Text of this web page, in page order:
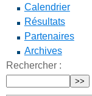
Calendrier
Résultats
Partenaires
Archives
Rechercher :